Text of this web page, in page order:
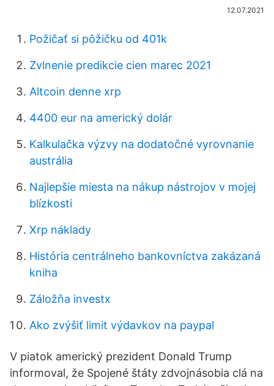
12.07.2021
Požičať si pôžičku od 401k
Zvlnenie predikcie cien marec 2021
Altcoin denne xrp
4400 eur na americký dolár
Kalkulačka výzvy na dodatočné vyrovnanie
austrália
Najlepšie miesta na nákup nástrojov v mojej
blízkosti
Xrp náklady
História centrálneho bankovníctva zakázaná
kniha
Záložňa investx
Ako zvýšiť limit výdavkov na paypal
V piatok americký prezident Donald Trump
informoval, že Spojené štáty zdvojnásobia clá na